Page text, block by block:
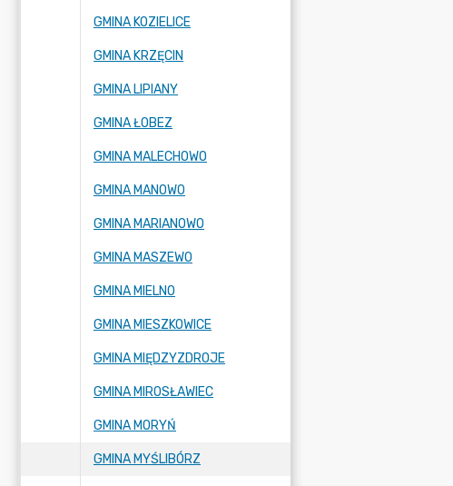
GMINA KOZIELICE
GMINA KRZĘCIN
GMINA LIPIANY
GMINA ŁOBEZ
GMINA MALECHOWO
GMINA MANOWO
GMINA MARIANOWO
GMINA MASZEWO
GMINA MIELNO
GMINA MIESZKOWICE
GMINA MIĘDZYZDROJE
GMINA MIROSŁAWIEC
GMINA MORYŃ
GMINA MYŚLIBÓRZ